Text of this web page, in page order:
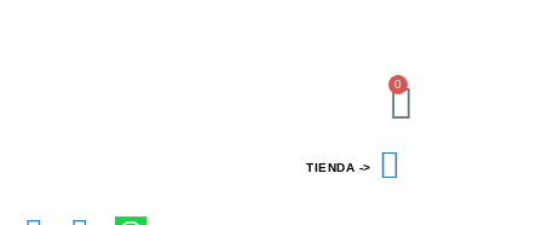
0
TIENDA ->